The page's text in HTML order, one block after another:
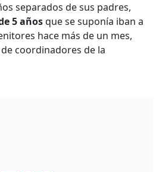
separados de sus padres,
5 añosque se suponía iban a
hace más de un mes,
coordinadores de la